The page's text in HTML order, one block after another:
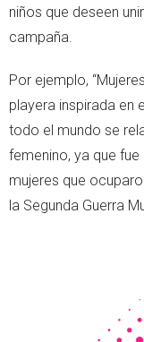
niños que deseen
campaña.
Por ejemplo,
playera inspirada en
todo el mundo se
femenino, ya que
mujeres que
la Segunda Guerra